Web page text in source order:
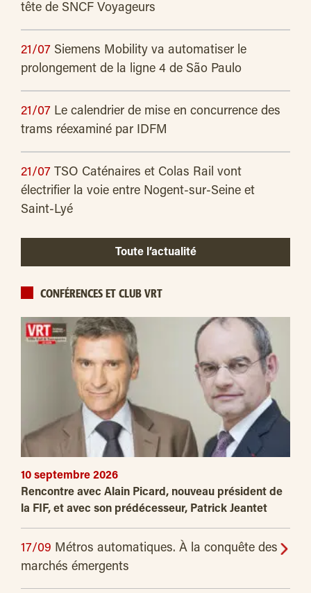
tête de SNCF Voyageurs
21/07 Siemens Mobility va automatiser le
prolongement de la ligne 4 de São Paulo
21/07 Le calendrier de mise en concurrence des
trams réexaminé par IDFM
21/07 TSO Caténaires et Colas Rail vont
électrifier la voie entre Nogent-sur-Seine et
Saint-Lyé
Toute l’actualité
CONFÉRENCES ET CLUB VRT
10 septembre 2026
Rencontre avec Alain Picard, nouveau président de
la FIF, et avec son prédécesseur, Patrick Jeantet
17/09 Métros automatiques. À la conquête des
marchés émergents